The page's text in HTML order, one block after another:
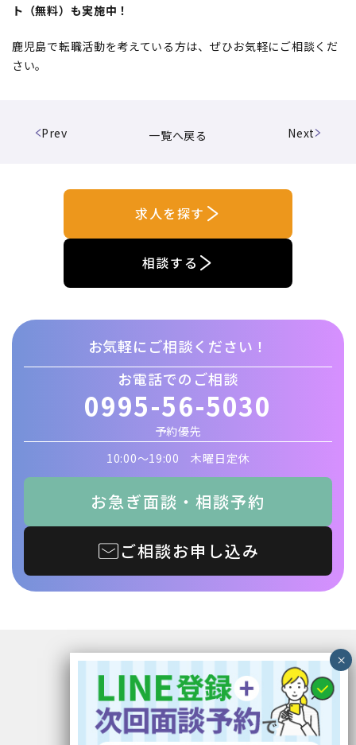
ト（無料）も実施中！
鹿児島で転職活動を考えている方は、ぜひお気軽にご相談くだ
さい。
一覧へ戻る
Prev Next
求人を探す
相談する
お気軽にご相談ください！
お電話でのご相談
0995-56-5030
予約優先
10:00〜19:00 木曜日定休
お急ぎ面談・相談予約
ご相談お申し込み
〒899-5117 鹿児島県霧島市隼人町見次1229